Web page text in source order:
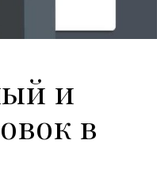
и
в